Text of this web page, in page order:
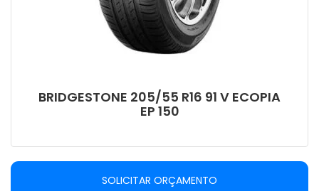
BRIDGESTONE 205/55 R16 91 V ECOPIA
EP 150
SOLICITAR ORÇAMENTO